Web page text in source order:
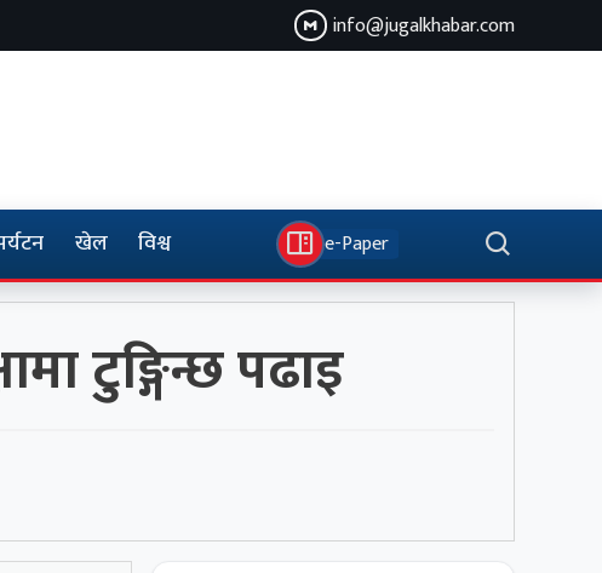
info@jugalkhabar.com
खेल विश्व e-Paper
टुङ्गिन्छ पढाइ